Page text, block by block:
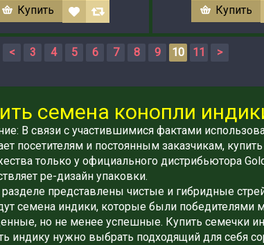
Купить Купить
< 3 4 5 6 7 8 9 10 11 >
семена конопли
В связи с участившимися фактами
посетителям и постоянным заказчикам,
только у официального дистрибьютора
ре-дизайн упаковки.
представлены чистые и гибридные
семена индики, которые были победителями
но не менее успешные. Купить семечки
индику нужно выбрать подходящий для себя